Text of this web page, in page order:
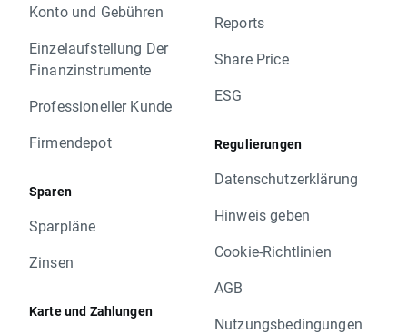
Konto und Gebühren
Einzelaufstellung Der
Finanzinstrumente
Professioneller Kunde
Firmendepot
Sparen
Sparpläne
Zinsen
Karte und Zahlungen
Reports
Share Price
ESG
Regulierungen
Datenschutzerklärung
Hinweis geben
Cookie-Richtlinien
AGB
Nutzungsbedingungen